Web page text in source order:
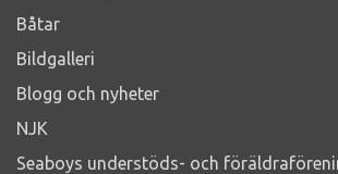
Båtar
Bildgalleri
Blogg och nyheter
NJK
Seaboys understöds- och